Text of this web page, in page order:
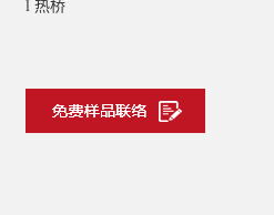
l 热桥